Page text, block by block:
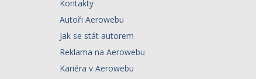
Kontakty
Autoři Aerowebu
Jak se stát autorem
Reklama na Aerowebu
Kariéra v Aerowebu